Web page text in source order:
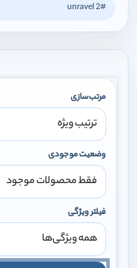
#unravel 2
مرتب‌سازی
وضعیت موجودی
فیلتر ویژگی